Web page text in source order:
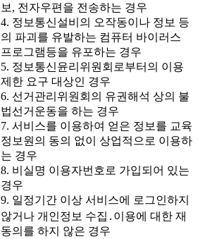
보, 전자우편을 전송하는 경우
4. 정보통신설비의 오작동이나 정보 등
의 파괴를 유발하는 컴퓨터 바이러스
프로그램등을 유포하는 경우
5. 정보통신윤리위원회로부터의 이용
제한 요구 대상인 경우
6. 선거관리위원회의 유권해석 상의 불
법선거운동을 하는 경우
7. 서비스를 이용하여 얻은 정보를 교육
정보원의 동의 없이 상업적으로 이용하
는 경우
8. 비실명 이용자번호로 가입되어 있는
경우
9. 일정기간 이상 서비스에 로그인하지
않거나 개인정보 수집․이용에 대한 재
동의를 하지 않은 경우